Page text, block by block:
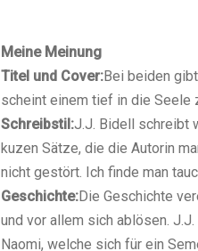
Meine Meinung
Titel und Cover:Bei beiden
scheint einem tief in die Seele
Schreibstil:J.J. Bidell schreibt
kuzen Sätze, die die Autorin
nicht gestört. Ich finde man
Geschichte:Die Geschichte
und vor allem sich ablösen.
Naomi, welche sich für ein